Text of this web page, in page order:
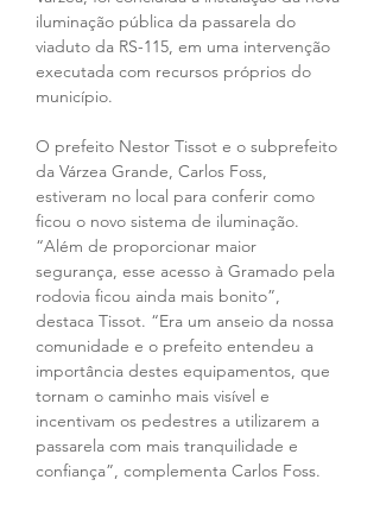
iluminação pública da passarela do
viaduto da RS-115, em uma intervenção
executada com recursos próprios do
município.
O prefeito Nestor Tissot e o subprefeito
da Várzea Grande, Carlos Foss,
estiveram no local para conferir como
ficou o novo sistema de iluminação.
“Além de proporcionar maior
segurança, esse acesso à Gramado pela
rodovia ficou ainda mais bonito”,
destaca Tissot. “Era um anseio da nossa
comunidade e o prefeito entendeu a
importância destes equipamentos, que
tornam o caminho mais visível e
incentivam os pedestres a utilizarem a
passarela com mais tranquilidade e
confiança”, complementa Carlos Foss.